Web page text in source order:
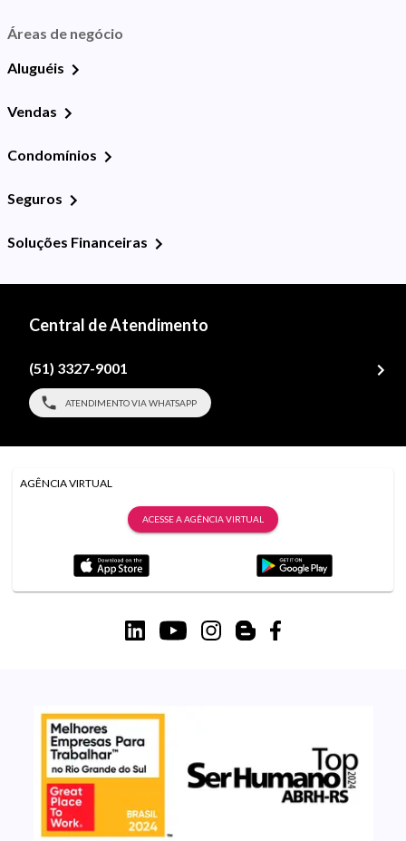
Áreas de negócio
Aluguéis
Vendas
Condomínios
Seguros
Soluções Financeiras
Central de Atendimento
(51) 3327-9001
ATENDIMENTO VIA WHATSAPP
AGÊNCIA VIRTUAL
ACESSE A AGÊNCIA VIRTUAL